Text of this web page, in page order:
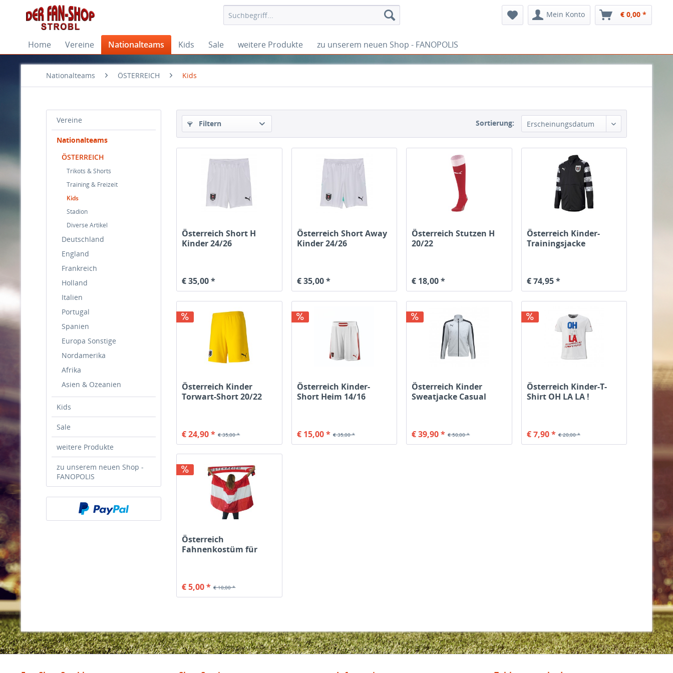
Mein Konto € 0,00 *
Home Vereine Nationalteams Kids Sale weitere Produkte zu unserem neuen Shop - FANOPOLIS
Nationalteams ÖSTERREICH Kids
Vereine
Nationalteams
ÖSTERREICH
Trikots & Shorts
Training & Freizeit
Kids
Stadion
Diverse Artikel
Deutschland
England
Frankreich
Holland
Italien
Portugal
Spanien
Europa Sonstige
Nordamerika
Afrika
Asien & Ozeanien
Kids
Sale
weitere Produkte
zu unserem neuen Shop -
FANOPOLIS
Filtern Sortierung: Erscheinungsdatum
Österreich Short H
Kinder 24/26
€ 35,00 *
Österreich Short Away
Kinder 24/26
€ 35,00 *
Österreich Stutzen H
20/22
€ 18,00 *
Österreich Kinder-
Trainingsjacke
€ 74,95 *
Österreich Kinder
Torwart-Short 20/22
€ 35,00 *
€ 24,90 *
Österreich Kinder-
Short Heim 14/16
€ 35,00 *
€ 15,00 *
Österreich Kinder
Sweatjacke Casual
€ 50,00 *
€ 39,90 *
Österreich Kinder-T-
Shirt OH LA LA !
€ 20,00 *
€ 7,90 *
Österreich
Fahnenkostüm für
€ 10,00 *
€ 5,00 *